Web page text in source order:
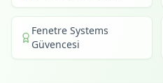
Fenetre Systems
Güvencesi